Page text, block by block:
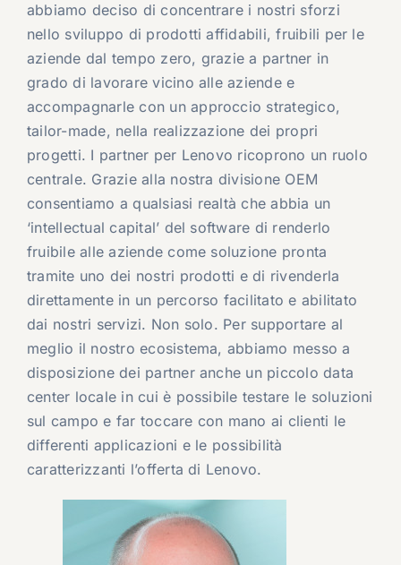
abbiamo deciso di concentrare i nostri sforzi
nello sviluppo di prodotti affidabili, fruibili per le
aziende dal tempo zero, grazie a partner in
grado di lavorare vicino alle aziende e
accompagnarle con un approccio strategico,
tailor-made, nella realizzazione dei propri
progetti. I partner per Lenovo ricoprono un ruolo
centrale. Grazie alla nostra divisione OEM
consentiamo a qualsiasi realtà che abbia un
‘intellectual capital’ del software di renderlo
fruibile alle aziende come soluzione pronta
tramite uno dei nostri prodotti e di rivenderla
direttamente in un percorso facilitato e abilitato
dai nostri servizi. Non solo. Per supportare al
meglio il nostro ecosistema, abbiamo messo a
disposizione dei partner anche un piccolo data
center locale in cui è possibile testare le soluzioni
sul campo e far toccare con mano ai clienti le
differenti applicazioni e le possibilità
caratterizzanti l’offerta di Lenovo.